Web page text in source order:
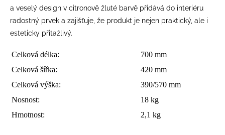
a veselý design v citronově žluté barvě přidává do interiéru
radostný prvek a zajišťuje, že produkt je nejen praktický, ale i
esteticky přitažlivý.
Celková délka:
700 mm
Celková šířka:
420 mm
Celková výška:
390/570 mm
Nosnost:
18 kg
Hmotnost:
2,1 kg